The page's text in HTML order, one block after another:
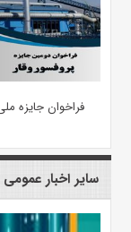
فراخوان جایزه
سایر اخبار عمومی